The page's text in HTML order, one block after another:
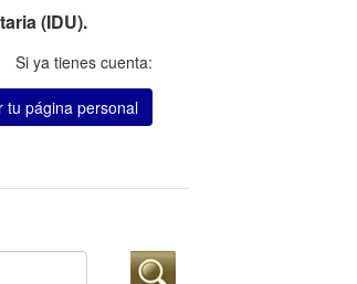
(IDU).
Si ya tienes cuenta:
tu página personal